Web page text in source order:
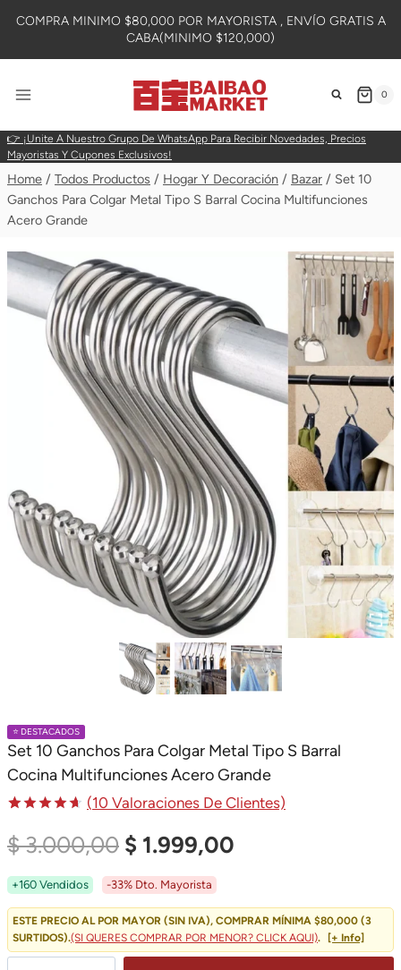
Content
COMPRA MINIMO $80,000 POR MAYORISTA , ENVÍO GRATIS A
CABA(MINIMO $120,000)
0
👉 ¡Unite A Nuestro Grupo De WhatsApp Para Recibir Novedades, Precios
Mayoristas Y Cupones Exclusivos!
Home / Todos Productos / Hogar Y Decoración / Bazar / Set 10
Ganchos Para Colgar Metal Tipo S Barral Cocina Multifunciones
Acero Grande
⭐️ DESTACADOS
Set 10 Ganchos Para Colgar Metal Tipo S Barral
Cocina Multifunciones Acero Grande
4.67
Sobre 5
En
De
Clientes
(10 Valoraciones De Clientes)
$3.000,00 El
Precio
Original
Era:
$ 1.999,00
Actual
Es:
+160 Vendidos -33% Dto. Mayorista
ESTE PRECIO AL POR MAYOR (SIN IVA), COMPRAR MÍNIMA $80,000 (3
SURTIDOS).(SI QUERES COMPRAR POR MENOR? CLICK AQUI). [+ Info]